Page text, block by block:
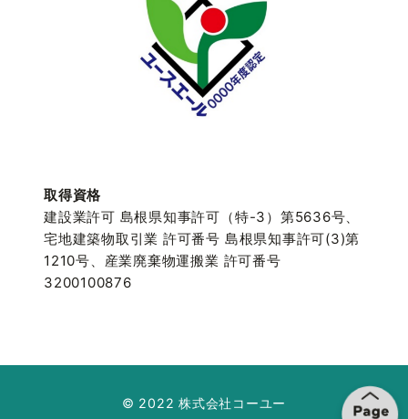
取得資格
建設業許可 島根県知事許可（特-3）第5636号、
宅地建築物取引業 許可番号 島根県知事許可(3)第
1210号、産業廃棄物運搬業 許可番号
3200100876
© 2022 株式会社コーユー